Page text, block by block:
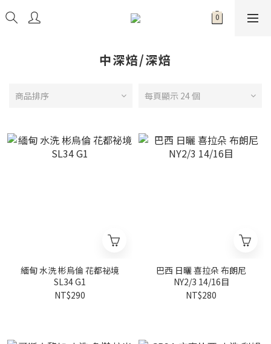
中深焙/深焙
商品排序 每頁顯示 24 個
緬甸 水洗 彬烏倫 花都祕境
SL34 G1
NT$290
巴西 日曬 喜拉朵 布朗尼
NY2/3 14/16目
NT$280